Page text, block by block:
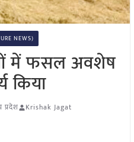
NEWS)
में फसल अवशेष
किया
प्रदेश Krishak Jagat